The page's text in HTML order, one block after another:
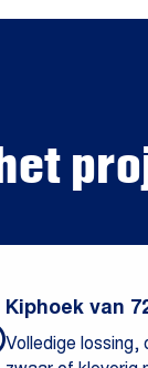
Kiphoek van
Volledige lossing,